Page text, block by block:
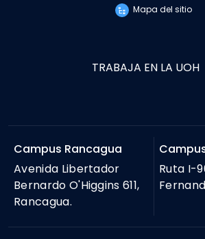
Mapa del sitio
TRABAJA EN LA UOH
Campus Rancagua
Avenida Libertador
Bernardo O'Higgins 611,
Rancagua.
Ruta I-